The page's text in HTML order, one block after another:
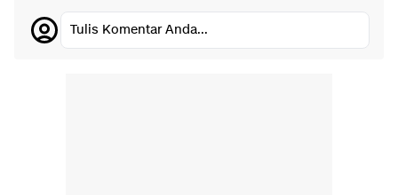
Tulis Komentar Anda...